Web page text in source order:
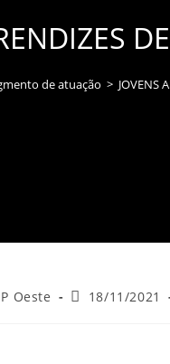
de atuação > JOVENS
Oeste 18/11/2021